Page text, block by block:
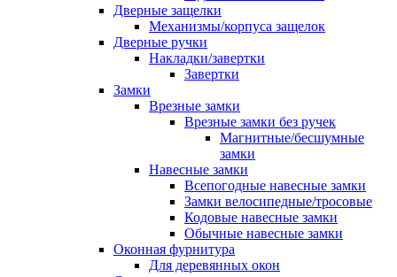
Дверные защелки
Механизмы/корпуса защелок
Дверные ручки
Накладки/завертки
Завертки
Замки
Врезные замки
Врезные замки без ручек
Магнитные/бесшумные
замки
Навесные замки
Всепогодные навесные замки
Замки велосипедные/тросовые
Кодовые навесные замки
Обычные навесные замки
Оконная фурнитура
Для деревянных окон